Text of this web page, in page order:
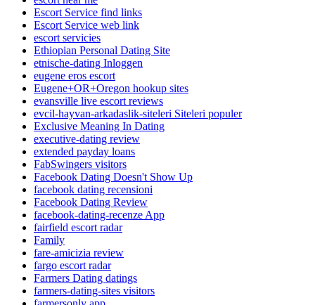
Escort Service find links
Escort Service web link
escort servicies
Ethiopian Personal Dating Site
etnische-dating Inloggen
eugene eros escort
Eugene+OR+Oregon hookup sites
evansville live escort reviews
evcil-hayvan-arkadaslik-siteleri Siteleri populer
Exclusive Meaning In Dating
executive-dating review
extended payday loans
FabSwingers visitors
Facebook Dating Doesn't Show Up
facebook dating recensioni
Facebook Dating Review
facebook-dating-recenze App
fairfield escort radar
Family
fare-amicizia review
fargo escort radar
Farmers Dating datings
farmers-dating-sites visitors